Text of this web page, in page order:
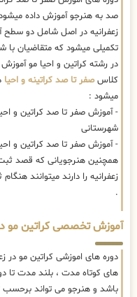
صد به هنرجو آموزش داده
زعفرانیه در اصل شامل دو
در رشته کراتین و احیا مو
کلاسصفر تا صد کراتینه و احیا
میشود :
- آموزش صفر تا صد کراتین و
شهرستانی
- آموزش صفر تا صد کراتین و
همچنین هنرجویانی که قصد
زعفرانیه را دارند میتوانند
.
آموزش تخصصی کراتین مو
دوره های اموزشی کراتین مو در
های کوتاه مدت ، بلند مدت تا
باشد و هنرجو می تواند برحسب